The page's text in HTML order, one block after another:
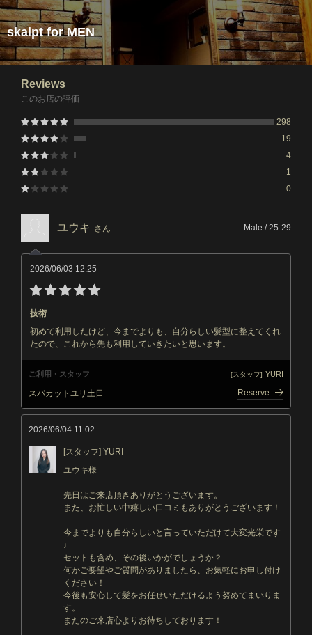
skalpt for MEN
Reviews
このお店の評価
298
19
4
1
0
ユウキ さん Male / 25-29
2026/06/03 12:25
技術
初めて利用したけど、今までよりも、自分らしい髪型に整えてくれ
たので、これから先も利用していきたいと思います。
ご利用・スタッフ [スタッフ] YURI
スパカットユリ土日 Reserve
2026/06/04 11:02
[スタッフ] YURI
ユウキ様
先日はご来店頂きありがとうございます。
また、お忙しい中嬉しい口コミもありがとうございます！
今までよりも自分らしいと言っていただけて大変光栄です
♩
セットも含め、その後いかがでしょうか？
何かご要望やご質問がありましたら、お気軽にお申し付け
ください！
今後も安心して髪をお任せいただけるよう努めてまいりま
す。
またのご来店心よりお待ちしております！